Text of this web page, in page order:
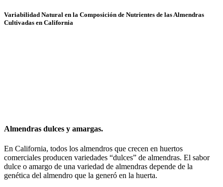
Variabilidad Natural en la Composición de Nutrientes de las Almendras
Cultivadas en California
Almendras dulces y amargas.
En California, todos los almendros que crecen en huertos
comerciales producen variedades “dulces” de almendras. El sabor
dulce o amargo de una variedad de almendras depende de la
genética del almendro que la generó en la huerta.